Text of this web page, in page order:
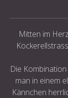
Mitten im
Die
man in einem
Kännchen